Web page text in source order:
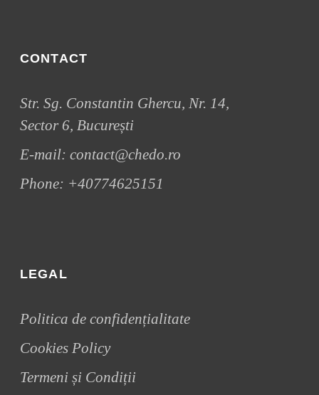
CONTACT
Str. Sg. Constantin Ghercu, Nr. 14,
Sector 6, București
E-mail:contact@chedo.ro
Phone: +40774625151
LEGAL
Politica de confidențialitate
Cookies Policy
Termeni și Condiții